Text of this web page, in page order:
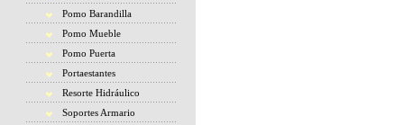
Pomo Barandilla
Pomo Mueble
Pomo Puerta
Portaestantes
Resorte Hidráulico
Soportes Armario